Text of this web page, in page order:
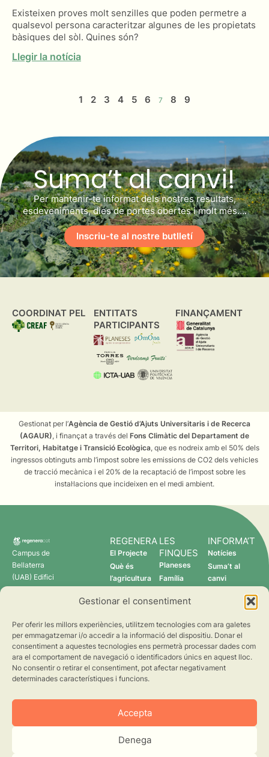
Gestionar el consentiment
Per oferir les millors experiències, utilitzem tecnologies com ara galetes
per emmagatzemar i/o accedir a la informació del dispositiu. Donar el
consentiment a aquestes tecnologies ens permetrà processar dades com
ara el comportament de navegació o identificadors únics en aquest lloc.
No consentir o retirar el consentiment, pot afectar negativament
determinades característiques i funcions.
Accepta
Denega
Existeixen proves molt senzilles que poden permetre a
qualsevol persona caracteritzar algunes de les propietats
bàsiques del sòl. Quines són?
Llegir la notícia
1 2 3 4 5 6 7 8 9
Suma’t al canvi!
Per mantenir-te informat dels nostres resultats,
esdeveniments, dies de portes obertes i molt més….
Inscriu-te al nostre butlletí
COORDINAT PEL
ENTITATS
PARTICIPANTS
FINANÇAMENT
Gestionat per l’Agència de Gestió d’Ajuts Universitaris i de Recerca
(AGAUR), i finançat a través del Fons Climàtic del Departament de
Territori, Habitatge i Transició Ecològica, que es nodreix amb el 50% dels
ingressos obtinguts amb l’impost sobre les emissions de CO2 dels vehicles
de tracció mecànica i el 20% de la recaptació de l’impost sobre les
instal·lacions que incideixen en el medi ambient.
Campus de
Bellaterra
(UAB) Edifici
C 08193
regenera@creaf.uab.cat
REGENERA
El Projecte
Què és
l’agricultura
Qui som
LES
FINQUES
Planeses
Família
Verdcamp
Pomona
Fruits
INFORMA’T
Notícies
Suma’t al
canvi